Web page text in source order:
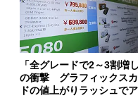
「全グレードで2～3割増し
の衝撃 グラフィックス
ドの値上がりラッシュで